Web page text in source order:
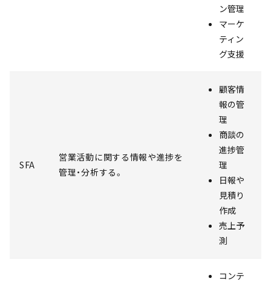
ン管理
マーケ
ティン
グ支援
SFA
営業活動に関する情報や進捗を
管理・分析する。
顧客情
報の管
理
商談の
進捗管
理
日報や
見積り
作成
売上予
測
コンテ